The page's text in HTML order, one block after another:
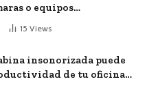
o equipos
en una empresa
15 Views
insonorizada puede
de tu oficina